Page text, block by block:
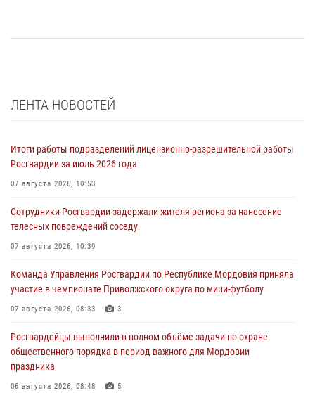
ЛЕНТА НОВОСТЕЙ
Итоги работы подразделений лицензионно-разрешительной работы
Росгвардии за июль 2026 года
07 августа 2026, 10:53
Сотрудники Росгвардии задержали жителя региона за нанесение
телесных повреждений соседу
07 августа 2026, 10:39
Команда Управления Росгвардии по Республике Мордовия приняла
участие в чемпионате Приволжского округа по мини-футболу
07 августа 2026, 08:33 3
Росгвардейцы выполнили в полном объёме задачи по охране
общественного порядка в период важного для Мордовии
праздника
06 августа 2026, 08:48 5